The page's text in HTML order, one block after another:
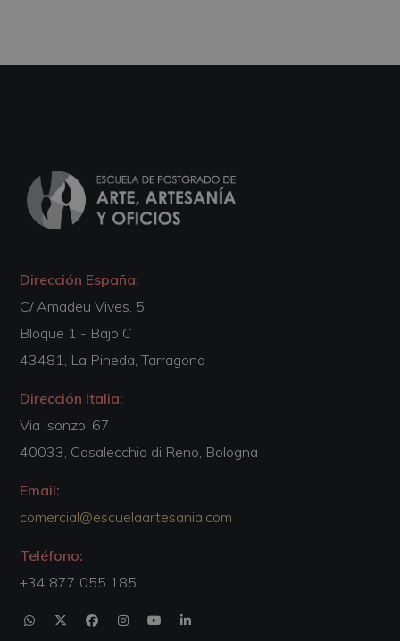
Dirección España:
C/ Amadeu Vives, 5,
Bloque 1 - Bajo C
43481, La Pineda, Tarragona
Dirección Italia:
Via Isonzo, 67
40033, Casalecchio di Reno, Bologna
Email:
comercial@escuelaartesania.com
Teléfono:
+34 877 055 185